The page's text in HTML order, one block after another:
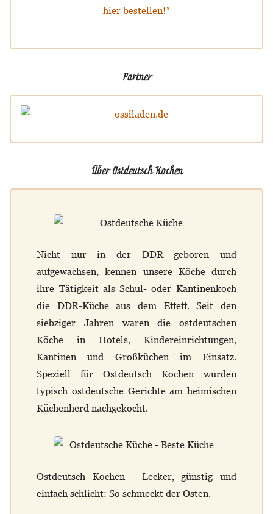
hier bestellen!*
Partner
Über Ostdeutsch Kochen
Nicht nur in der DDR geboren und
aufgewachsen, kennen unsere Köche durch
ihre Tätigkeit als Schul- oder Kantinenkoch
die DDR-Küche aus dem Effeff. Seit den
siebziger Jahren waren die ostdeutschen
Köche in Hotels, Kindereinrichtungen,
Kantinen und Großküchen im Einsatz.
Speziell für Ostdeutsch Kochen wurden
typisch ostdeutsche Gerichte am heimischen
Küchenherd nachgekocht.
Ostdeutsch Kochen - Lecker, günstig und
einfach schlicht: So schmeckt der Osten.